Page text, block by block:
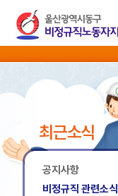
최근소식
공지사항
비정규직 관련소식